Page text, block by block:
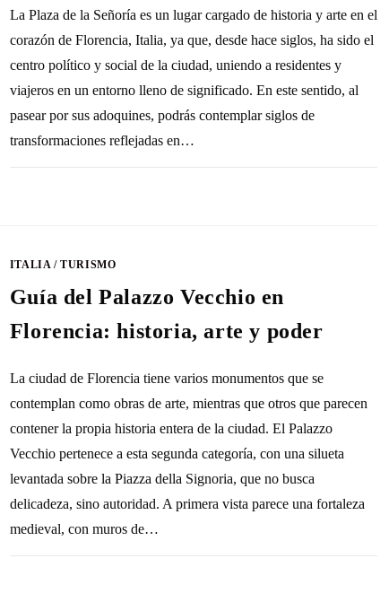
La Plaza de la Señoría es un lugar cargado de historia y arte en el
corazón de Florencia, Italia, ya que, desde hace siglos, ha sido el
centro político y social de la ciudad, uniendo a residentes y
viajeros en un entorno lleno de significado. En este sentido, al
pasear por sus adoquines, podrás contemplar siglos de
transformaciones reflejadas en…
ITALIA/TURISMO
Guía del Palazzo Vecchio en
Florencia: historia, arte y poder
La ciudad de Florencia tiene varios monumentos que se
contemplan como obras de arte, mientras que otros que parecen
contener la propia historia entera de la ciudad. El Palazzo
Vecchio pertenece a esta segunda categoría, con una silueta
levantada sobre la Piazza della Signoria, que no busca
delicadeza, sino autoridad. A primera vista parece una fortaleza
medieval, con muros de…